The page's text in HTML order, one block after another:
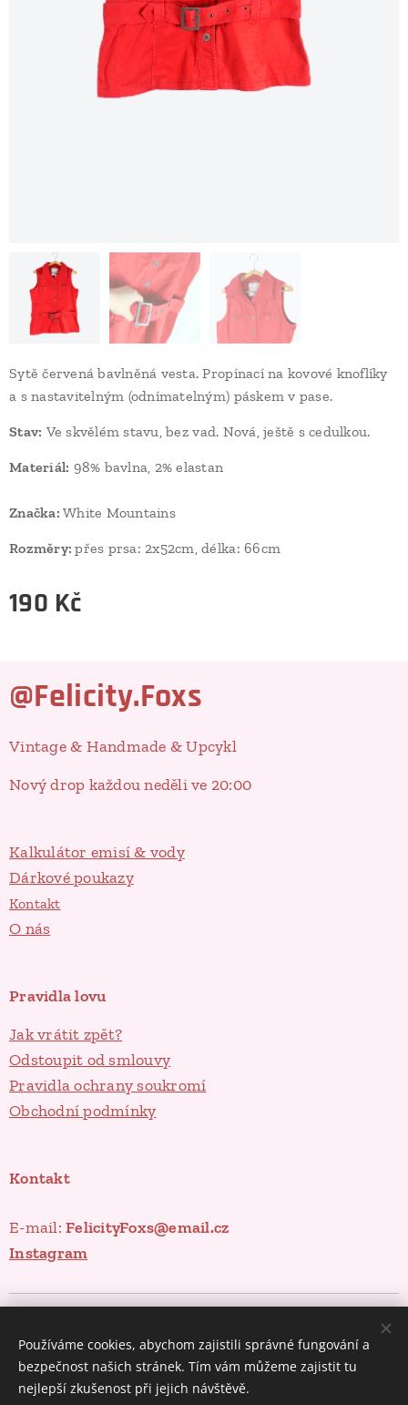
Sytě červená bavlněná vesta. Propínací na kovové knoflíky
a s nastavitelným (odnímatelným) páskem v pase.
Stav: Ve skvělém stavu, bez vad. Nová, ještě s cedulkou.
Materiál: 98% bavlna, 2% elastan
Značka:White Mountains
Rozměry:přes prsa: 2x52cm, délka: 66cm
190 Kč
@Felicity.Foxs
Vintage & Handmade & Upcykl
Nový drop každou neděli ve 20:00
Kalkulátor emisí & vody
Dárkové poukazy
Kontakt
O nás
Pravidla lovu
Jak vrátit zpět?
Odstoupit od smlouvy
Pravidla ochrany soukromí
Obchodní podmínky
Kontakt
E-mail:FelicityFoxs@email.cz
Instagram
Měna
CZK Kč
EUR €
Používáme cookies, abychom zajistili správné fungování a
bezpečnost našich stránek. Tím vám můžeme zajistit tu
nejlepší zkušenost při jejich návštěvě.